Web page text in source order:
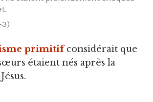
3)
primitifconsidérait que
étaient nés après la